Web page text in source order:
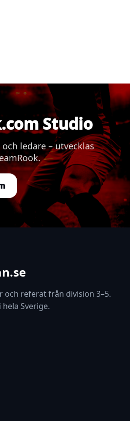
Studio
ledare – utvecklas
och referat från division 3–5.
Sverige.